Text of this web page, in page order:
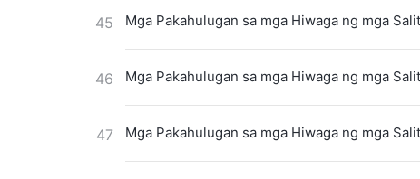
45 Mga Pakahulugan sa mga Hiwaga ng mga
46 Mga Pakahulugan sa mga Hiwaga ng mga
47 Mga Pakahulugan sa mga Hiwaga ng mga